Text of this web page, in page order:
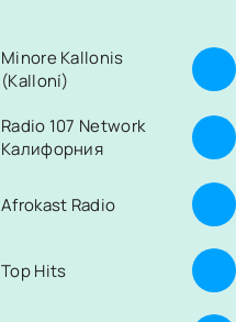
Minore Kallonis
(Kalloní)
Radio 107 Network
Калифорния
Afrokast Radio
Top Hits